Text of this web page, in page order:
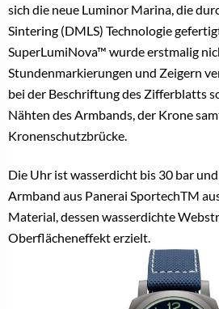
sich die neue Luminor Marina, die
Sintering (DMLS) Technologie
SuperLumiNova™ wurde erstmalig
Stundenmarkierungen und Zeigern
bei der Beschriftung des Zifferblatts
Nähten des Armbands, der Krone
Kronenschutzbrücke.
Die Uhr ist wasserdicht bis 30 bar
Armband aus Panerai SportechTM
Material, dessen wasserdichte
Oberflächeneffekt erzielt.